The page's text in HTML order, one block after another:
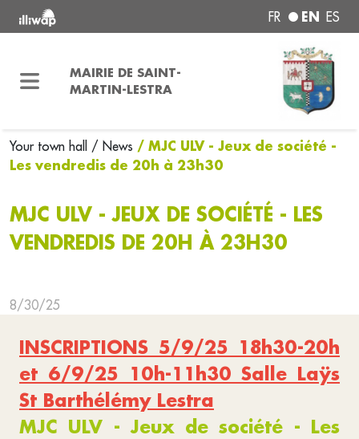
FR EN ES
MAIRIE DE SAINT-
MARTIN-LESTRA
Your town hall / News / MJC ULV - Jeux de société -
Les vendredis de 20h à 23h30
MJC ULV - JEUX DE SOCIÉTÉ - LES
VENDREDIS DE 20H À 23H30
8/30/25
INSCRIPTIONS 5/9/25 18h30-20h
et 6/9/25 10h-11h30 Salle Laÿs
St Barthélémy Lestra
MJC ULV - Jeux de société - Les